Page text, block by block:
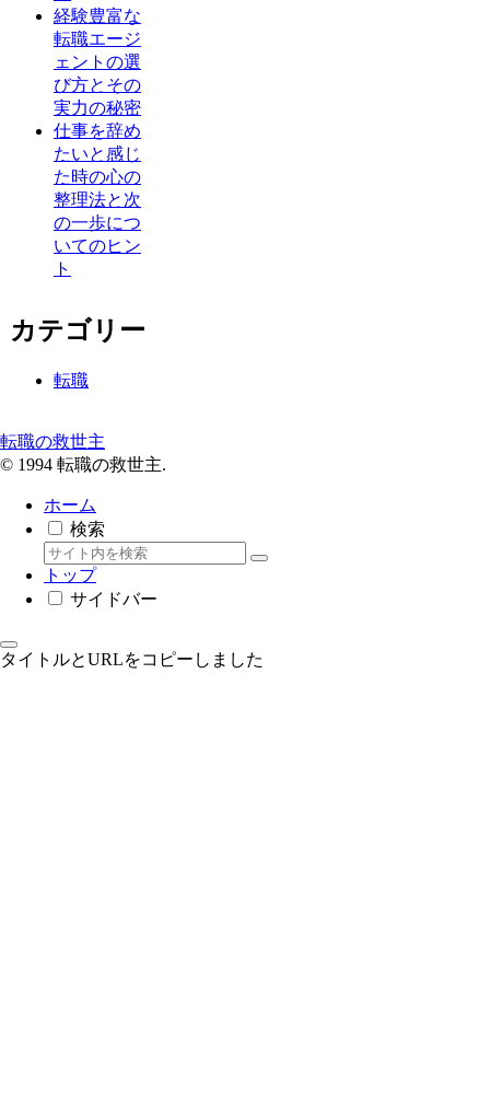
経験豊富な
転職エージ
ェントの選
び方とその
実力の秘密
仕事を辞め
たいと感じ
た時の心の
整理法と次
の一歩につ
いてのヒン
ト
カテゴリー
転職
転職の救世主
© 1994 転職の救世主.
ホーム
検索
トップ
サイドバー
タイトルとURLをコピーしました